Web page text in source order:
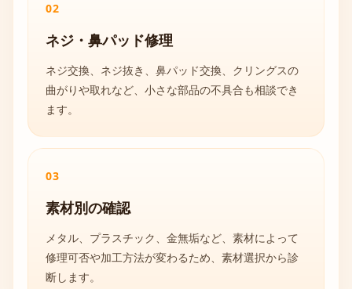
02
ネジ・鼻パッド修理
ネジ交換、ネジ抜き、鼻パッド交換、クリングスの
曲がりや取れなど、小さな部品の不具合も相談でき
ます。
03
素材別の確認
メタル、プラスチック、金無垢など、素材によって
修理可否や加工方法が変わるため、素材選択から診
断します。